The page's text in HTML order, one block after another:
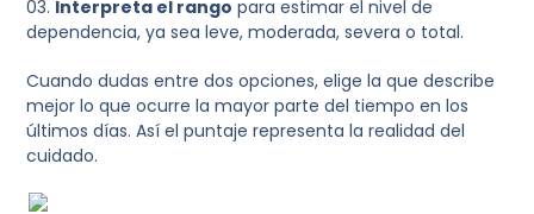
Interpreta el rango para estimar el nivel de
dependencia, ya sea leve, moderada, severa o total.
Cuando dudas entre dos opciones, elige la que describe
mejor lo que ocurre la mayor parte del tiempo en los
últimos días. Así el puntaje representa la realidad del
cuidado.